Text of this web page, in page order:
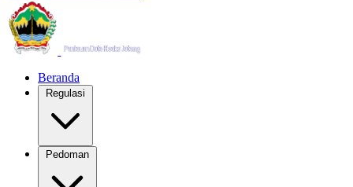
Beranda
Regulasi
Pedoman